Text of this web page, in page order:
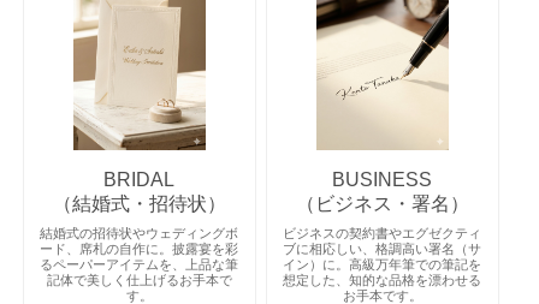
BRIDAL
（結婚式・招待状）
結婚式の招待状やウェディングボ
ード、席札の自作に。披露宴を彩
るペーパーアイテムを、上品な筆
記体で美しく仕上げるお手本で
す。
BUSINESS
（ビジネス・署名）
ビジネスの契約書やエグゼクティ
ブに相応しい、格調高い署名（サ
イン）に。高級万年筆での筆記を
想定した、知的な品格を漂わせる
お手本です。